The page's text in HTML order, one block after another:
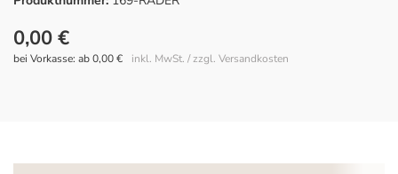
0,00 €
inkl. MwSt. / zzgl. Versandkosten
bei Vorkasse: ab 0,00 €